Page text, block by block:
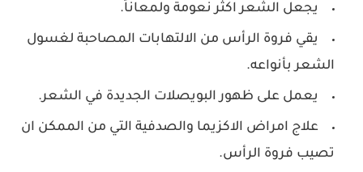
يجعل الشعر اكثر نعومة ولمعاناً.
يقي فروة الرأس من الالتهابات المصاحبة لغسول
الشعر بأنواعه.
يعمل على ظهور البويصلات الجديدة في الشعر.
علاج امراض الاكزيما والصدفية التي من الممكن ان
تصيب فروة الرأس.